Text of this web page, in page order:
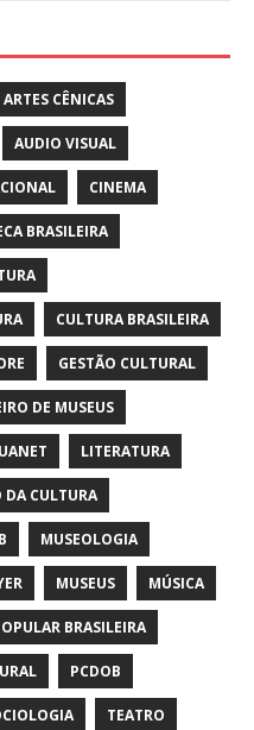
ARTES CÊNICAS
AUDIO VISUAL
CINEMA
BRASILEIRA
CULTURA BRASILEIRA
GESTÃO CULTURAL
DE MUSEUS
LITERATURA
DA CULTURA
MUSEOLOGIA
MUSEUS MÚSICA
BRASILEIRA
PCDOB
TEATRO